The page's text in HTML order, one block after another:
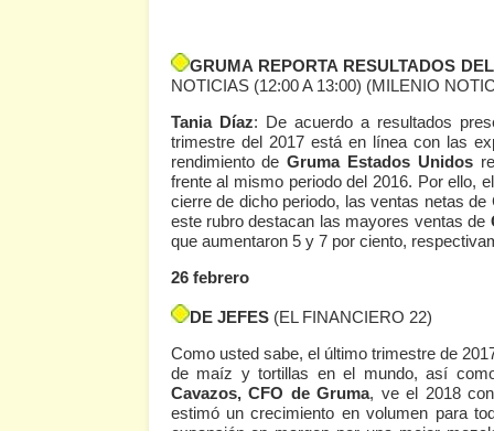
GRUMA REPORTA RESULTADOS
NOTICIAS (12:00 A 13:00) (MILENIO
Tania Díaz: De acuerdo a resultados
trimestre del 2017 está en línea con las
rendimiento deGruma Estados Unidos
frente al mismo periodo del 2016. Por ello,
cierre de dicho periodo, las ventas netas
este rubro destacan las mayores ventas de
que aumentaron 5 y 7 por ciento,
26 febrero
DE JEFES (EL FINANCIERO 22)
Como usted sabe, el último trimestre de
de maíz y tortillas en el mundo, así
Cavazos, CFO de Gruma, ve el 2018
estimó un crecimiento en volumen para